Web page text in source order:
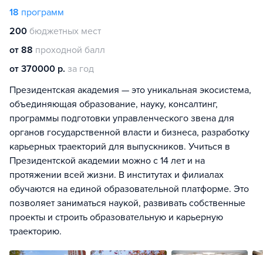
18 программ
200 бюджетных мест
от 88 проходной балл
от 370000 р. за год
Президентская академия — это уникальная экосистема,
объединяющая образование, науку, консалтинг,
программы подготовки управленческого звена для
органов государственной власти и бизнеса, разработку
карьерных траекторий для выпускников. Учиться в
Президентской академии можно с 14 лет и на
протяжении всей жизни. В институтах и филиалах
обучаются на единой образовательной платформе. Это
позволяет заниматься наукой, развивать собственные
проекты и строить образовательную и карьерную
траекторию.